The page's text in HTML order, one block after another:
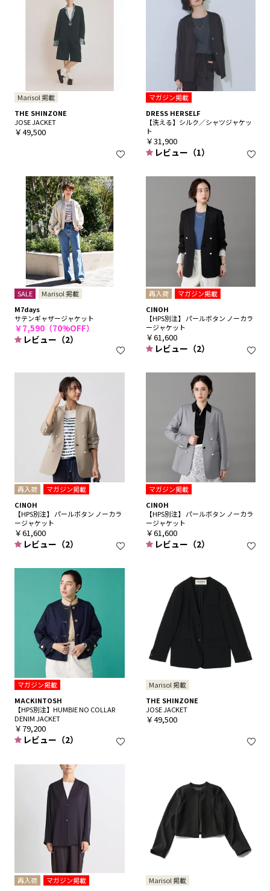
Marisol 掲載
THE SHINZONE
JOSE JACKET
￥49,500
マガジン掲載
DRESS HERSELF
【洗える】シルク／シャツジャケッ
ト
￥31,900
レビュー（1）
SALE
Marisol 掲載
M7days
サテンギャザージャケット
￥7,590（70%OFF）
レビュー（2）
再入荷
マガジン掲載
CINOH
【HPS別注】 パールボタン ノーカラ
ージャケット
￥61,600
レビュー（2）
再入荷
マガジン掲載
CINOH
【HPS別注】 パールボタン ノーカラ
ージャケット
￥61,600
レビュー（2）
マガジン掲載
CINOH
【HPS別注】 パールボタン ノーカラ
ージャケット
￥61,600
レビュー（2）
マガジン掲載
MACKINTOSH
【HPS別注】HUMBIE NO COLLAR
DENIM JACKET
￥79,200
レビュー（2）
Marisol 掲載
THE SHINZONE
JOSE JACKET
￥49,500
再入荷 マガジン掲載 Marisol 掲載